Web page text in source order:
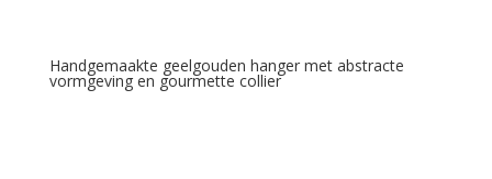
Handgemaakte geelgouden hanger met abstracte
vormgeving en gourmette collier